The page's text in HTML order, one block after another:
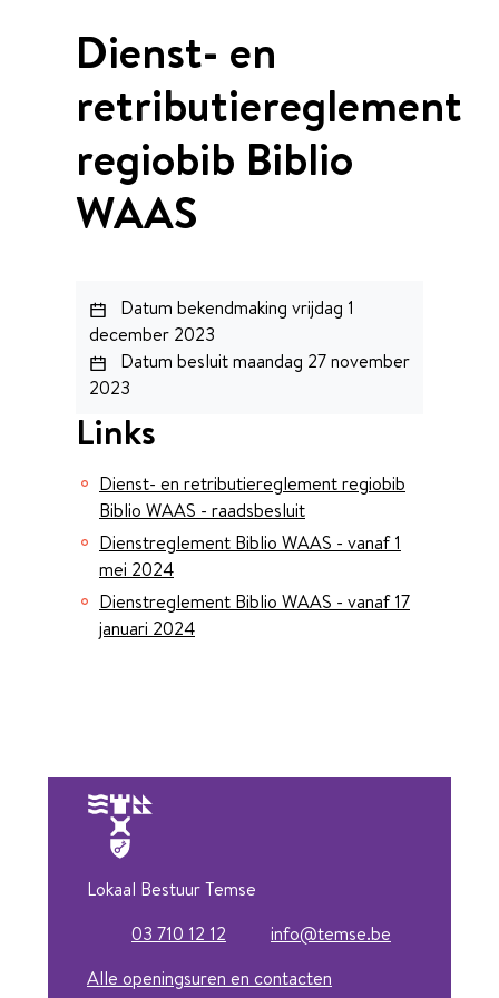
Dienst- en
retributiereglement
regiobib Biblio
WAAS
Datum bekendmaking vrijdag 1
december 2023
Datum besluitmaandag 27 november
2023
Links
Dienst- en retributiereglement regiobib
Biblio WAAS - raadsbesluit
Dienstreglement Biblio WAAS - vanaf 1
mei 2024
Dienstreglement Biblio WAAS - vanaf 17
januari 2024
Lokaal Bestuur Temse
03 710 12 12
E-mail info@temse.be
Alle openingsuren en contacten